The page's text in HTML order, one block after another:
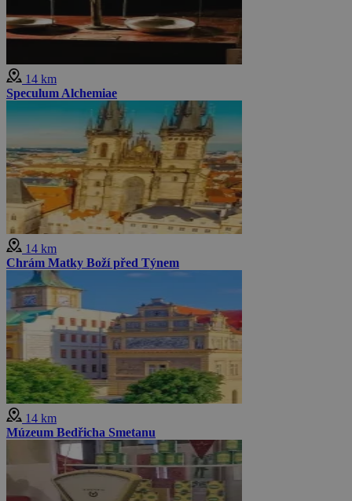
14 km
Speculum Alchemiae
14 km
Chrám Matky Boží před Týnem
14 km
Múzeum Bedřicha Smetanu